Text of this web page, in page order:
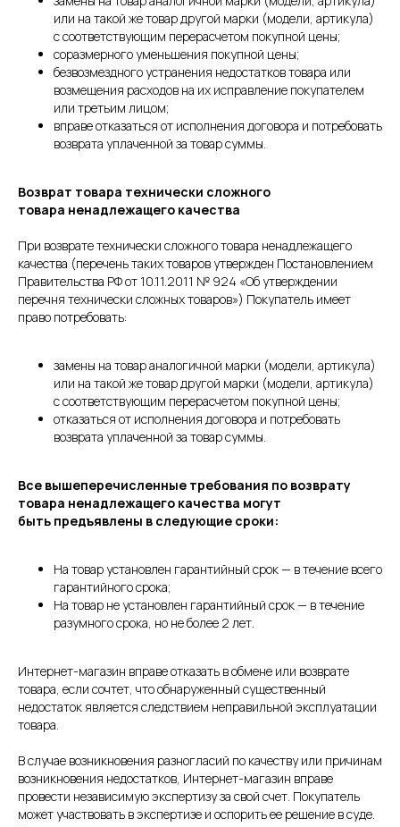
или на такой же товар другой марки (модели, артикула)
с соответствующим перерасчетом покупной цены;
соразмерного уменьшения покупной цены;
безвозмездного устранения недостатков товара или
возмещения расходов на их исправление покупателем
или третьим лицом;
вправе отказаться от исполнения договора и потребовать
возврата уплаченной за товар суммы.
Возврат товара технически сложного
товара ненадлежащего качества
При возврате технически сложного товара ненадлежащего
качества (перечень таких товаров утвержден Постановлением
Правительства РФ от 10.11.2011 № 924 «Об утверждении
перечня технически сложных товаров») Покупатель имеет
право потребовать:
замены на товар аналогичной марки (модели, артикула)
или на такой же товар другой марки (модели, артикула)
с соответствующим перерасчетом покупной цены;
отказаться от исполнения договора и потребовать
возврата уплаченной за товар суммы.
Все вышеперечисленные требования по возврату
товара ненадлежащего качества могут
быть предъявлены в следующие сроки:
На товар установлен гарантийный срок — в течение всего
гарантийного срока;
На товар не установлен гарантийный срок — в течение
разумного срока, но не более 2 лет.
Интернет-магазин вправе отказать в обмене или возврате
товара, если сочтет, что обнаруженный существенный
недостаток является следствием неправильной эксплуатации
товара.
В случае возникновения разногласий по качеству или причинам
возникновения недостатков, Интернет-магазин вправе
провести независимую экспертизу за свой счет. Покупатель
может участвовать в экспертизе и оспорить ее решение в суде.